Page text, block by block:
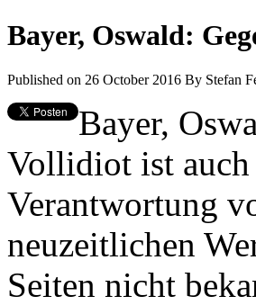
Bayer, Oswald:
Published on 26 October 2016 By Stefan
Bayer,
Vollidiot ist
Verantwortung
neuzeitlichen
Seiten nicht